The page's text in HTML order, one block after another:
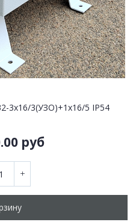
3(УЗО)+1х16/5 IP54
руб